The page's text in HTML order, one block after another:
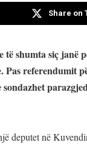
Share on
shumta siç janë
Pas referendumit
deputet në